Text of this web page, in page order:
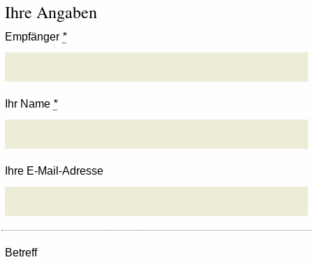
Ihre Angaben
Empfänger *
Ihr Name *
Ihre E-Mail-Adresse
Betreff